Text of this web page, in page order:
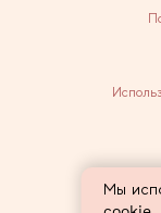
Мы